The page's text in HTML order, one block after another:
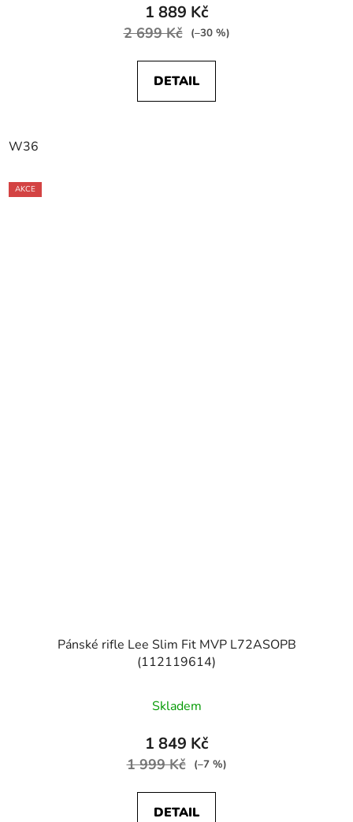
1 889 Kč
2 699 Kč (–30 %)
DETAIL
W36
AKCE
Pánské rifle Lee Slim Fit MVP L72ASOPB
(112119614)
Skladem
1 849 Kč
1 999 Kč (–7 %)
DETAIL